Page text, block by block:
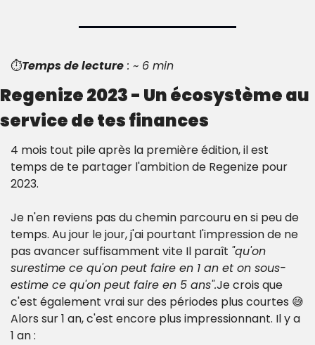
⏱️Temps de lecture : ~ 6 min
Regenize 2023 - Un écosystème au
service de tes finances
4 mois tout pile après la première édition, il est
temps de te partager l'ambition de Regenize pour
2023.
Je n'en reviens pas du chemin parcouru en si peu de
temps. Au jour le jour, j'ai pourtant l'impression de ne
pas avancer suffisamment vite Il paraît "qu'on
surestime ce qu'on peut faire en 1 an et on sous-
estime ce qu'on peut faire en 5 ans".Je crois que
c'est également vrai sur des périodes plus courtes 😅
Alors sur 1 an, c'est encore plus impressionnant. Il y a
1 an :